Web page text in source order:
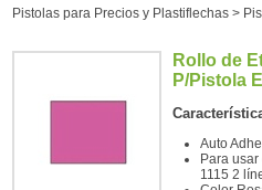
Pistolas para Precios y Plastiflechas >
Rollo de
P/Pistola
Auto
Para
1115 2